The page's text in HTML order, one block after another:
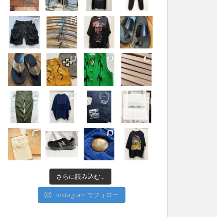
さらに読み込む...
Instagram でフォロー